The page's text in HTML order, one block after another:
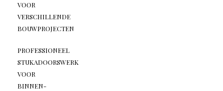
VOOR
VERSCHILLENDE
BOUWPROJECTEN
PROFESSIONEEL
STUKADOORSWERK
VOOR
BINNEN-